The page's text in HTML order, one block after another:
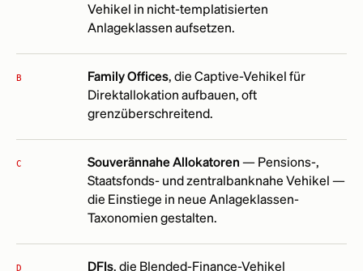
Vehikel in nicht-templatisierten
Anlageklassen aufsetzen.
B Family Offices, die Captive-Vehikel für
Direktallokation aufbauen, oft
grenzüberschreitend.
C Souverännahe Allokatoren — Pensions-,
Staatsfonds- und zentralbanknahe Vehikel —
die Einstiege in neue Anlageklassen-
Taxonomien gestalten.
D DFIs, die Blended-Finance-Vehikel